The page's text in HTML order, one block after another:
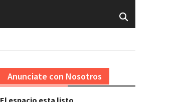
Anunciate con Nosotros
El espacio esta listo